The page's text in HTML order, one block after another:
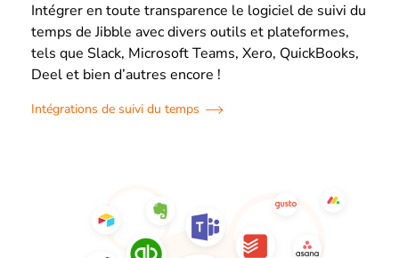
Intégrer en toute transparence le logiciel de suivi du
temps de Jibble avec divers outils et plateformes,
tels que Slack, Microsoft Teams, Xero, QuickBooks,
Deel et bien d’autres encore !
Intégrations de suivi du temps